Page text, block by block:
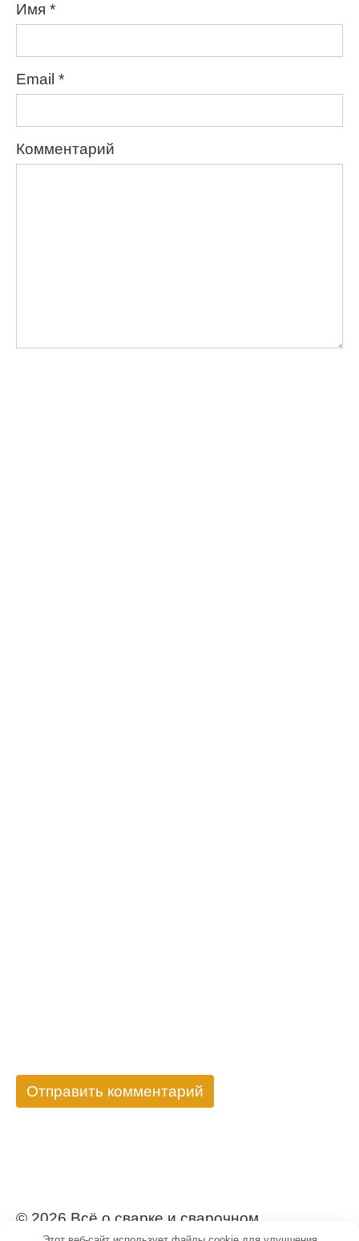
Имя *
Email *
Комментарий
© 2026 Всё о сварке и сварочном